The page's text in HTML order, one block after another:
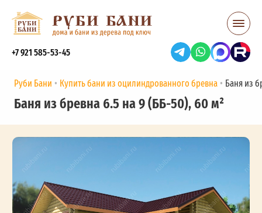
+7 921 585-53-45
Руби Бани Купить бани из оцилиндрованного бревна Баня из
Баня из бревна 6.5 на 9 (ББ-50), 60 м²